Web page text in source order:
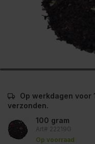
Op werkdagen voor
verzonden.
100 gram
Art# 22219G
Op voorraad